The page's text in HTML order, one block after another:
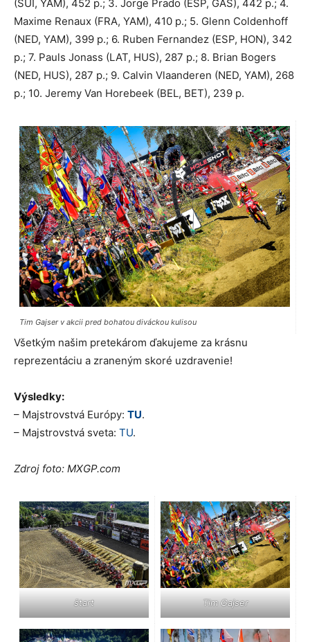
(SUI, YAM), 452 p.; 3. Jorge Prado (ESP, GAS), 442 p.; 4.
Maxime Renaux (FRA, YAM), 410 p.; 5. Glenn Coldenhoff
(NED, YAM), 399 p.; 6. Ruben Fernandez (ESP, HON), 342
p.; 7. Pauls Jonass (LAT, HUS), 287 p.; 8. Brian Bogers
(NED, HUS), 287 p.; 9. Calvin Vlaanderen (NED, YAM), 268
p.; 10. Jeremy Van Horebeek (BEL, BET), 239 p.
Tim Gajser v akcii pred bohatou diváckou kulisou
Všetkým našim pretekárom ďakujeme za krásnu
reprezentáciu a zraneným skoré uzdravenie!
Výsledky:
– Majstrovstvá Európy: TU.
– Majstrovstvá sveta: TU.
Zdroj foto: MXGP.com
štart Tim Gajser